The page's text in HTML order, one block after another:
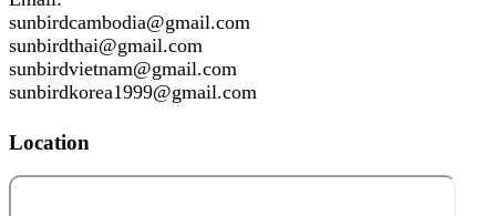
sunbirdcambodia@gmail.com
sunbirdthai@gmail.com
sunbirdvietnam@gmail.com
sunbirdkorea1999@gmail.com
Location